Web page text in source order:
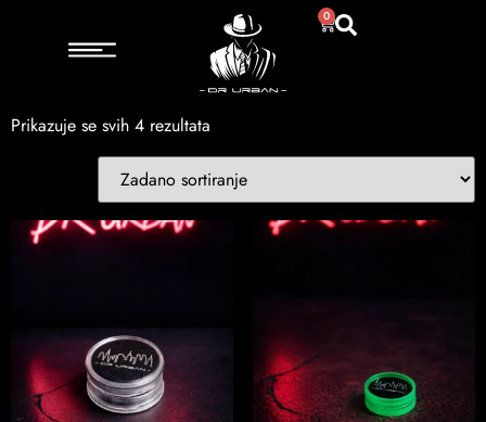
0
/ Proizvod Boja / Prozirna
Prozirna
Prikazuje se svih 4 rezultata